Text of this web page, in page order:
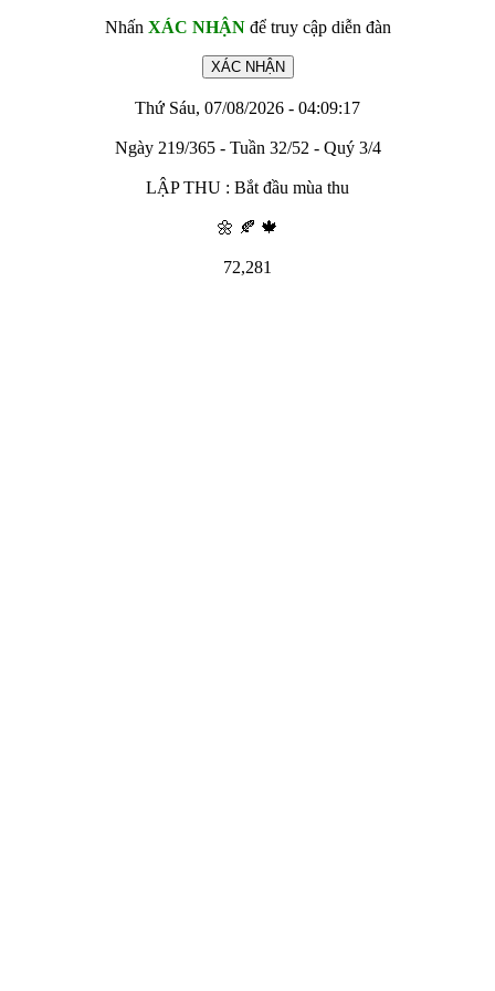
Nhấn XÁC NHẬNđể truy cập diễn đàn
Thứ Sáu, 07/08/2026 - 04:09:17
Ngày 219/365 - Tuần 32/52 - Quý 3/4
LẬP THU : Bắt đầu mùa thu
🌼 🍂 🍁
72,281